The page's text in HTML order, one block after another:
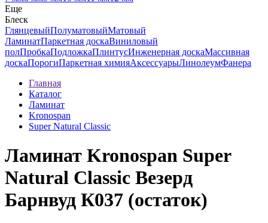
Еще
Блеск
ГлянцевыйПолуматовыйМатовый
ЛаминатПаркетная доскаВиниловый
полПробкаПодложкаПлинтусИнженерная доскаМассивная
доскаПорогиПаркетная химияАксессуарыЛинолеумФанера
Главная
Каталог
Ламинат
Kronospan
Super Natural Classic
Ламинат Kronospan Super
Natural Classic Везерд
Барнвуд К037 (остаток)